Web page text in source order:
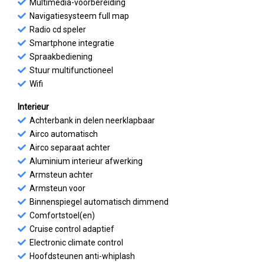
Multimedia-voorbereiding
Navigatiesysteem full map
Radio cd speler
Smartphone integratie
Spraakbediening
Stuur multifunctioneel
Wifi
Interieur
Achterbank in delen neerklapbaar
Airco automatisch
Airco separaat achter
Aluminium interieur afwerking
Armsteun achter
Armsteun voor
Binnenspiegel automatisch dimmend
Comfortstoel(en)
Cruise control adaptief
Electronic climate control
Hoofdsteunen anti-whiplash